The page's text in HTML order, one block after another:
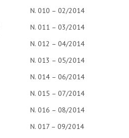
N. 010 – 02/2014
N. 011 – 03/2014
N. 012 – 04/2014
N. 013 – 05/2014
N. 014 – 06/2014
N. 015 – 07/2014
N. 016 – 08/2014
N. 017 – 09/2014